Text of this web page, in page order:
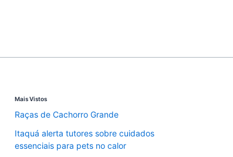
Mais Vistos
Raças de Cachorro Grande
Itaquá alerta tutores sobre cuidados
essenciais para pets no calor